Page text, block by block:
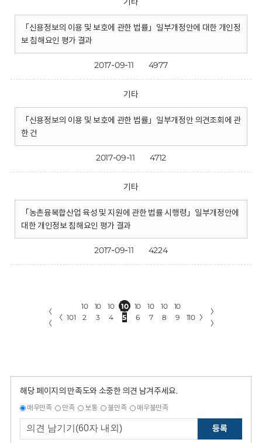
「신용정보의 이용 및 보호에 관한 법률」일부개정안에 대한 개인정
보 침해요인 평가 결과
2017-09-11 4977
기타
「신용정보의 이용 및 보호에 관한 법률」일부개정안 의견조회에 관
한 건
2017-09-11 4712
기타
「농촌융복합산업 육성 및 지원에 관한 법률 시행령」일부개정안에
대한 개인정보 침해요인 평가 결과
2017-09-11 4224
〈
〈
〈 101
10
2
10
3
10
4
10
5
10
6
10
7
10
8
10
9
110 〉
〉
〉
해당 페이지의 만족도와 소중한 의견 남겨주세요.
매우만족 만족 보통 불만족 매우불만족
등록